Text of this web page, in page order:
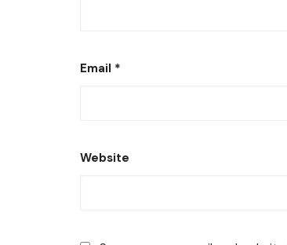
Email *
Website